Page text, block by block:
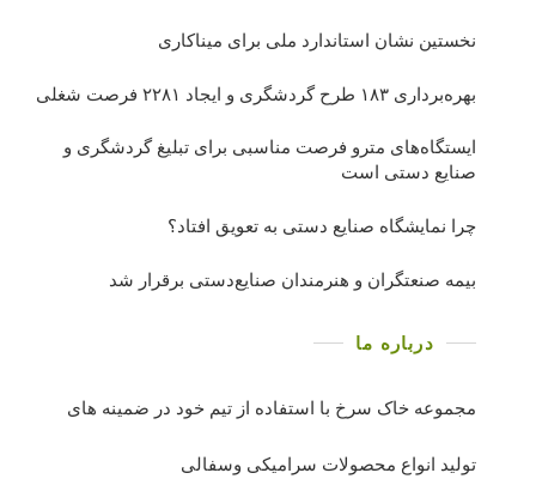
نخستین نشان استاندارد ملی برای میناکاری
بهره‌برداری ١٨٣ طرح گردشگری و ایجاد ٢٢٨١ فرصت شغلی
ایستگاه‌های مترو فرصت مناسبی برای تبلیغ گردشگری و
صنایع دستی است
چرا نمایشگاه صنایع دستی به تعویق افتاد؟
بیمه صنعتگران و هنرمندان صنایع‌دستی برقرار شد
درباره ما
مجموعه خاک سرخ با استفاده از تیم خود در ضمینه های
تولید انواع محصولات سرامیکی وسفالی